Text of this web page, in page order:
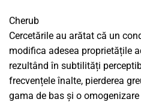
Cherub
Cercetările au arătat că un
modifica adesea proprietățile
rezultând în subtilități
frecvențele înalte, pierderea
gama de bas și o